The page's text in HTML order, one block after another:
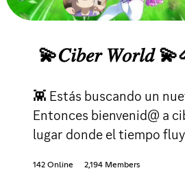
💫𝐶𝑖𝑏𝑒𝑟 𝑊𝑜𝑟𝑙𝑑
👾 Estás buscando un
Entonces bienvenid@ a
lugar donde el tiempo
142 Online 2,194 Members